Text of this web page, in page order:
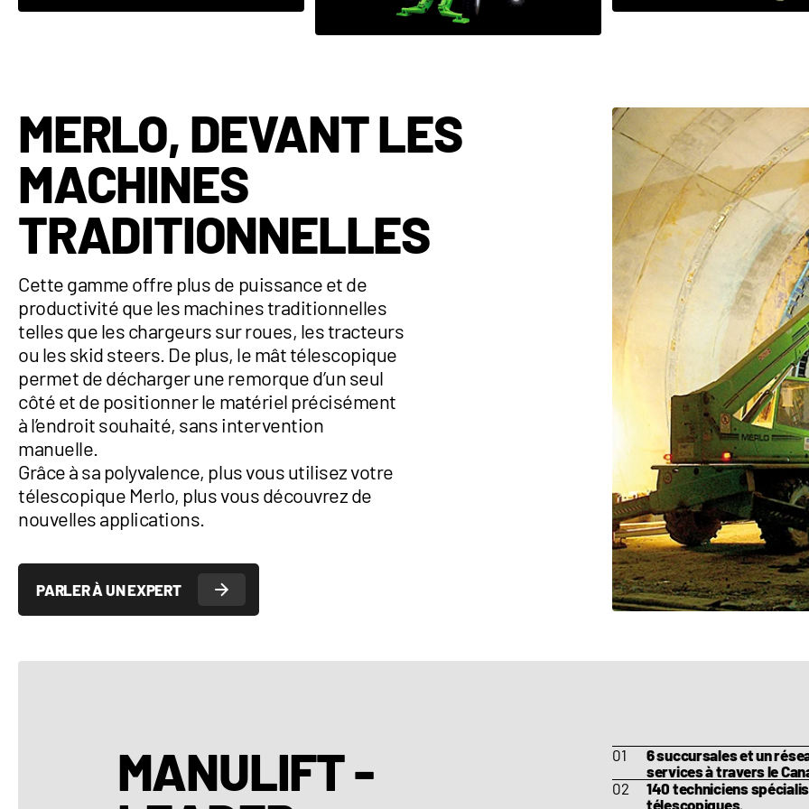
MERLO, DEVANT LES
MACHINES
TRADITIONNELLES
Cette gamme offre plus de puissance et de
productivité que les machines traditionnelles
telles que les chargeurs sur roues, les tracteurs
ou les skid steers. De plus, le mât télescopique
permet de décharger une remorque d’un seul
côté et de positionner le matériel précisément
à l’endroit souhaité, sans intervention
manuelle.
Grâce à sa polyvalence, plus vous utilisez votre
télescopique Merlo, plus vous découvrez de
nouvelles applications.
PARLER À UN EXPERT
MANULIFT -
6 succursales et un
services à travers le
140 techniciens
télescopiques.